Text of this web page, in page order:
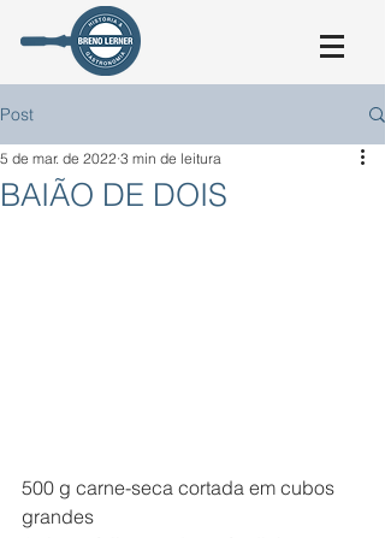
Post
BAIÃO DE DOIS
5 de mar. de 2022 3 min de leitura
500 g carne-seca cortada em cubos
grandes